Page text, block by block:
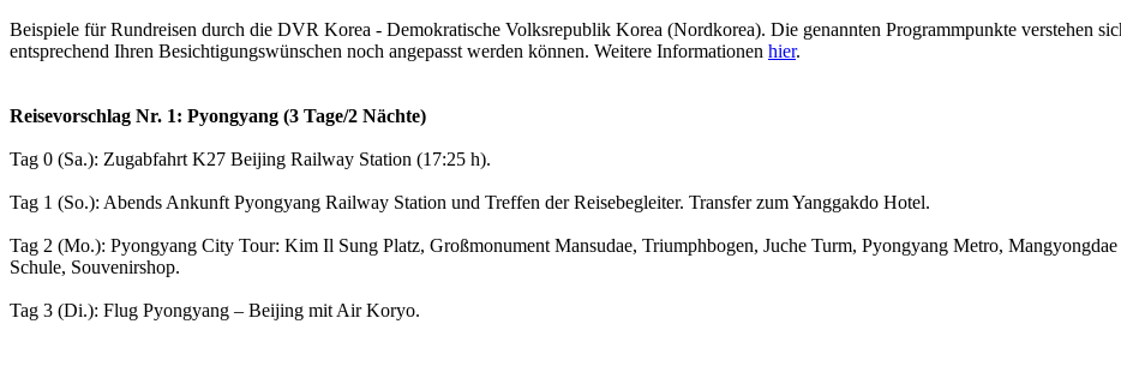
Beispiele für Rundreisen durch die DVR Korea - Demokratische Volksrepublik Korea (Nordkorea). Die genannten Programmpunkte verstehen
entsprechend Ihren Besichtigungswünschen noch angepasst werden können. Weitere Informationen hier.
Reisevorschlag Nr. 1: Pyongyang (3 Tage/2 Nächte)
Tag 0 (Sa.): Zugabfahrt K27 Beijing Railway Station (17:25 h).
Tag 1 (So.): Abends Ankunft Pyongyang Railway Station und Treffen der Reisebegleiter. Transfer zum Yanggakdo Hotel.
Tag 2 (Mo.): Pyongyang City Tour: Kim Il Sung Platz, Großmonument Mansudae, Triumphbogen, Juche Turm, Pyongyang Metro,
Schule, Souvenirshop.
Tag 3 (Di.): Flug Pyongyang – Beijing mit Air Koryo.